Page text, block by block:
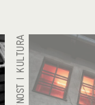
UMETNOST I KULTURA